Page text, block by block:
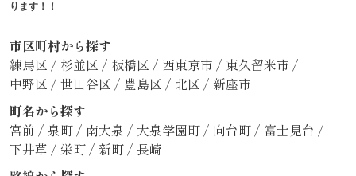
ります！！
市区町村から探す
練馬区 / 杉並区 / 板橋区 / 西東京市 / 東久留米市 /
中野区 / 世田谷区 / 豊島区 / 北区 / 新座市
町名から探す
宮前 / 泉町/ 南大泉 / 大泉学園町/ 向台町/ 富士見台 /
下井草 / 栄町/ 新町/ 長崎